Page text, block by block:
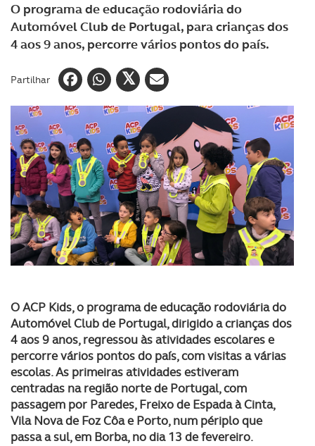
O programa de educação rodoviária do
Automóvel Club de Portugal, para crianças dos
4 aos 9 anos, percorre vários pontos do país.
Partilhar
O ACP Kids, o programa de educação rodoviária do
Automóvel Club de Portugal, dirigido a crianças dos
4 aos 9 anos, regressou às atividades escolares e
percorre vários pontos do país, com visitas a várias
escolas. As primeiras atividades estiveram
centradas na região norte de Portugal, com
passagem por Paredes, Freixo de Espada à Cinta,
Vila Nova de Foz Côa e Porto, num périplo que
passa a sul, em Borba, no dia 13 de fevereiro.